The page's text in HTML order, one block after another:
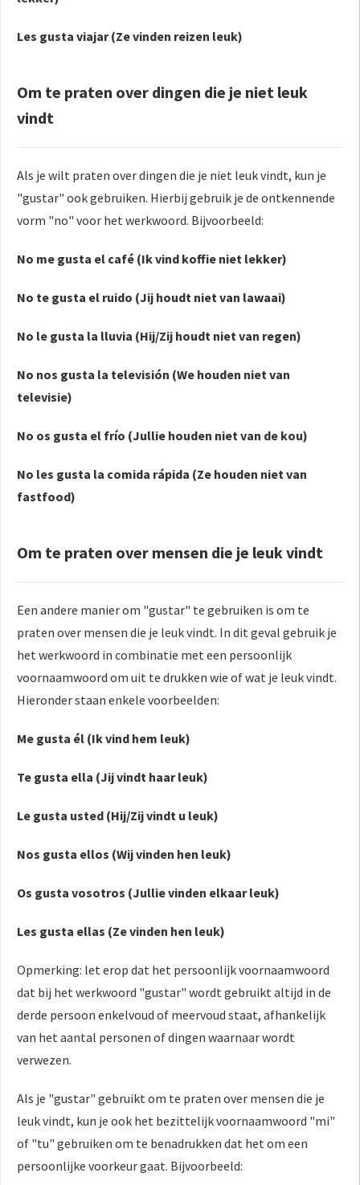
Les gusta viajar (Ze vinden reizen leuk)
Om te praten over dingen die je niet leuk
vindt
Als je wilt praten over dingen die je niet leuk vindt, kun je
"gustar" ook gebruiken. Hierbij gebruik je de ontkennende
vorm "no" voor het werkwoord. Bijvoorbeeld:
No me gusta el café (Ik vind koffie niet lekker)
No te gusta el ruido (Jij houdt niet van lawaai)
No le gusta la lluvia (Hij/Zij houdt niet van regen)
No nos gusta la televisión (We houden niet van
televisie)
No os gusta el frío (Jullie houden niet van de kou)
No les gusta la comida rápida (Ze houden niet van
fastfood)
Om te praten over mensen die je leuk vindt
Een andere manier om "gustar" te gebruiken is om te
praten over mensen die je leuk vindt. In dit geval gebruik je
het werkwoord in combinatie met een persoonlijk
voornaamwoord om uit te drukken wie of wat je leuk vindt.
Hieronder staan enkele voorbeelden:
Me gusta él (Ik vind hem leuk)
Te gusta ella (Jij vindt haar leuk)
Le gusta usted (Hij/Zij vindt u leuk)
Nos gusta ellos (Wij vinden hen leuk)
Os gusta vosotros (Jullie vinden elkaar leuk)
Les gusta ellas (Ze vinden hen leuk)
Opmerking: let erop dat het persoonlijk voornaamwoord
dat bij het werkwoord "gustar" wordt gebruikt altijd in de
derde persoon enkelvoud of meervoud staat, afhankelijk
van het aantal personen of dingen waarnaar wordt
verwezen.
Als je "gustar" gebruikt om te praten over mensen die je
leuk vindt, kun je ook het bezittelijk voornaamwoord "mi"
of "tu" gebruiken om te benadrukken dat het om een
persoonlijke voorkeur gaat. Bijvoorbeeld: